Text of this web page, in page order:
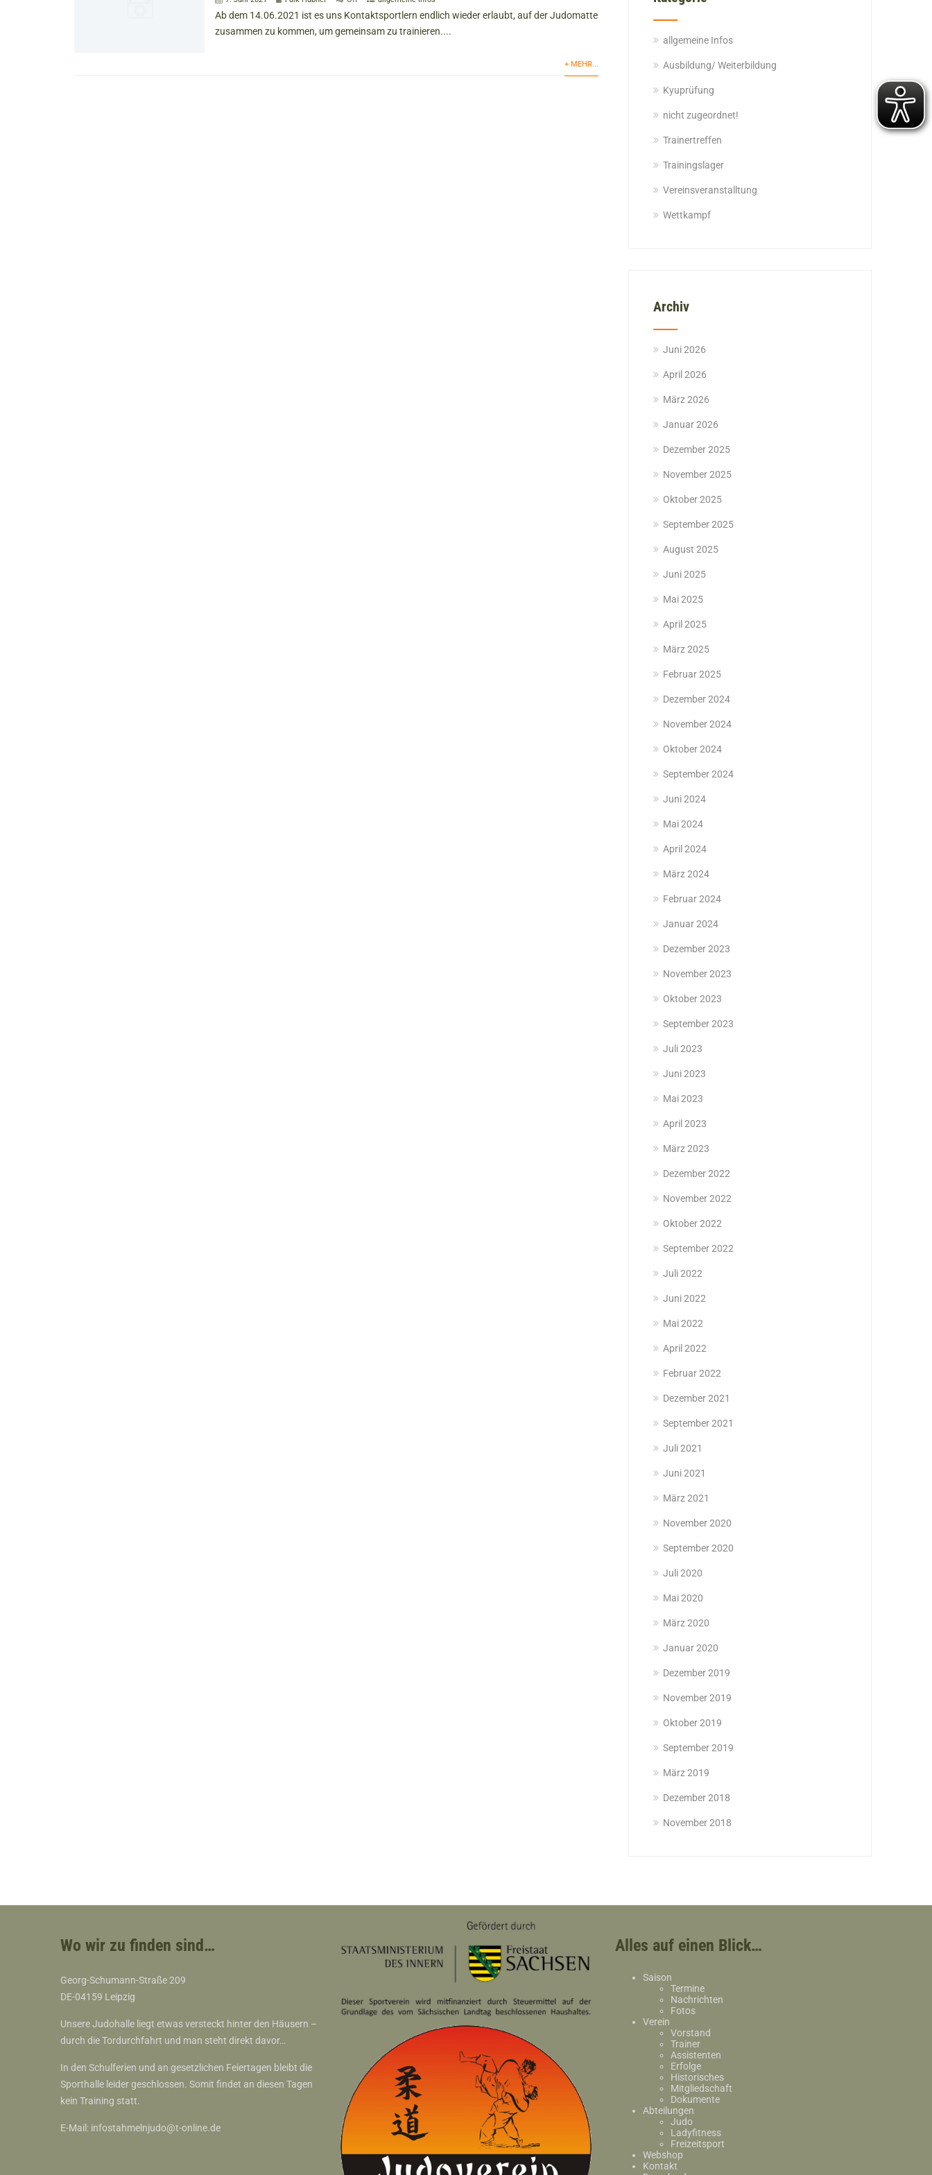
Ab dem 14.06.2021 ist es uns Kontaktsportlern endlich wieder erlaubt, auf der Judomatte
zusammen zu kommen, um gemeinsam zu trainieren....
+ MEHR...
allgemeine Infos
Ausbildung/ Weiterbildung
Kyuprüfung
nicht zugeordnet!
Trainertreffen
Trainingslager
Vereinsveranstalltung
Wettkampf
Archiv
Juni 2026
April 2026
März 2026
Januar 2026
Dezember 2025
November 2025
Oktober 2025
September 2025
August 2025
Juni 2025
Mai 2025
April 2025
März 2025
Februar 2025
Dezember 2024
November 2024
Oktober 2024
September 2024
Juni 2024
Mai 2024
April 2024
März 2024
Februar 2024
Januar 2024
Dezember 2023
November 2023
Oktober 2023
September 2023
Juli 2023
Juni 2023
Mai 2023
April 2023
März 2023
Dezember 2022
November 2022
Oktober 2022
September 2022
Juli 2022
Juni 2022
Mai 2022
April 2022
Februar 2022
Dezember 2021
September 2021
Juli 2021
Juni 2021
März 2021
November 2020
September 2020
Juli 2020
Mai 2020
März 2020
Januar 2020
Dezember 2019
November 2019
Oktober 2019
September 2019
März 2019
Dezember 2018
November 2018
Wo wir zu finden sind…
Georg-Schumann-Straße 209
DE-04159 Leipzig
Unsere Judohalle liegt etwas versteckt hinter den Häusern –
durch die Tordurchfahrt und man steht direkt davor…
In den Schulferien und an gesetzlichen Feiertagen bleibt die
Sporthalle leider geschlossen. Somit findet an diesen Tagen
kein Training statt.
E-Mail: infostahmelnjudo@t-online.de
Alles auf einen Blick…
Saison
Termine
Nachrichten
Fotos
Verein
Vorstand
Trainer
Assistenten
Erfolge
Historisches
Mitgliedschaft
Dokumente
Abteilungen
Judo
Ladyfitness
Freizeitsport
Webshop
Kontakt